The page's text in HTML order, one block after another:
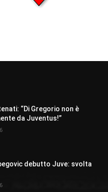
“Di Gregorio non è
da Juventus!”
debutto Juve: svolta